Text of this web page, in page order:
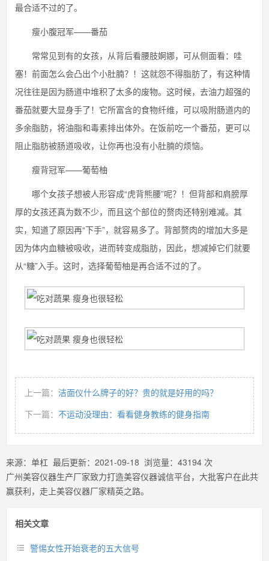
最合适不过的了。
瘦小腹冠军——番茄
常常见到有的女孩，从背后看腰肢婀娜，可从侧面看：哇
塞！前面怎么会凸出个小肚腩？！这就怨不得脂肪了，有这种情
况往往是因为肠道中堆积了太多的废物。这时候，去油力超强的
番茄就要大显身手了！它所富含的食物纤维，可以吸附肠道内的
多余脂肪，将油脂和毒素排出体外。在饭前吃一个番茄，更可以
阻止脂肪被肠道吸收，让你再也没有小肚腩的烦恼。
瘦背冠军——葡萄柚
哪个女孩子想被人形容成“虎背熊腰”呢？！但背部和肩膀厚
厚的女孩还真为数不少，而且这个部位的赘肉还特别难减。其
实，知道了原因再“下手”，就容易多了。背部赘肉的增加大多是
因为体内血糖被吸收，进而转变成脂肪，因此，想减掉它们就要
从“糖”入手。这时，选择葡萄柚是再合适不过的了。
上一篇： 洁面仪什么牌子的好？贵的就是好用的吗？
下一篇： 不运动没理由：看看健身教练的健身指南
来源： 单杠 最后更新： 2021-09-18 浏览量： 43194 次
广州美容仪器生产厂家致力打造美容仪器诚信平台，大批客户在此共
赢获利，走上美容仪器厂家精英之路。
相关文章
警惕女性开始衰老的五大信号